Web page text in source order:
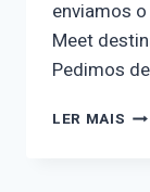
enviamos
Meet
Pedimos
LER MAIS